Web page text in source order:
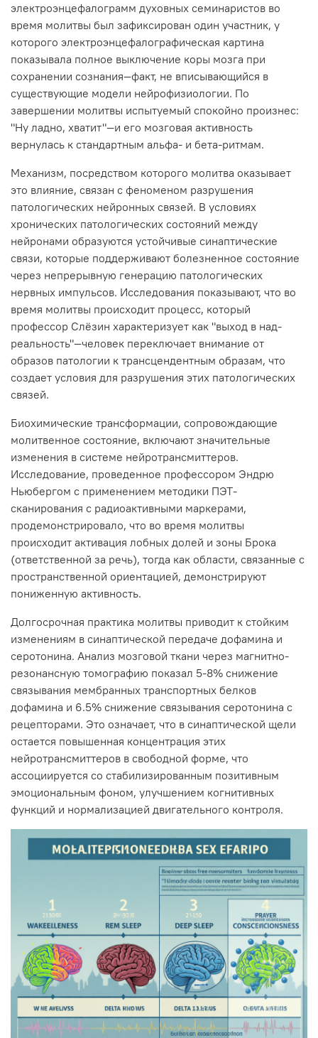
электроэнцефалограмм духовных семинаристов во
время молитвы был зафиксирован один участник, у
которого электроэнцефалографическая картина
показывала полное выключение коры мозга при
сохранении сознания—факт, не вписывающийся в
существующие модели нейрофизиологии. По
завершении молитвы испытуемый спокойно произнес:
"Ну ладно, хватит"—и его мозговая активность
вернулась к стандартным альфа- и бета-ритмам.
Механизм, посредством которого молитва оказывает
это влияние, связан с феноменом разрушения
патологических нейронных связей. В условиях
хронических патологических состояний между
нейронами образуются устойчивые синаптические
связи, которые поддерживают болезненное состояние
через непрерывную генерацию патологических
нервных импульсов. Исследования показывают, что во
время молитвы происходит процесс, который
профессор Слёзин характеризует как "выход в над-
реальность"—человек переключает внимание от
образов патологии к трансцендентным образам, что
создает условия для разрушения этих патологических
связей.
Биохимические трансформации, сопровождающие
молитвенное состояние, включают значительные
изменения в системе нейротрансмиттеров.
Исследование, проведенное профессором Эндрю
Ньюбергом с применением методики ПЭТ-
сканирования с радиоактивными маркерами,
продемонстрировало, что во время молитвы
происходит активация лобных долей и зоны Брока
(ответственной за речь), тогда как области, связанные с
пространственной ориентацией, демонстрируют
пониженную активность.
Долгосрочная практика молитвы приводит к стойким
изменениям в синаптической передаче дофамина и
серотонина. Анализ мозговой ткани через магнитно-
резонансную томографию показал 5-8% снижение
связывания мембранных транспортных белков
дофамина и 6.5% снижение связывания серотонина с
рецепторами. Это означает, что в синаптической щели
остается повышенная концентрация этих
нейротрансмиттеров в свободной форме, что
ассоциируется со стабилизированным позитивным
эмоциональным фоном, улучшением когнитивных
функций и нормализацией двигательного контроля.